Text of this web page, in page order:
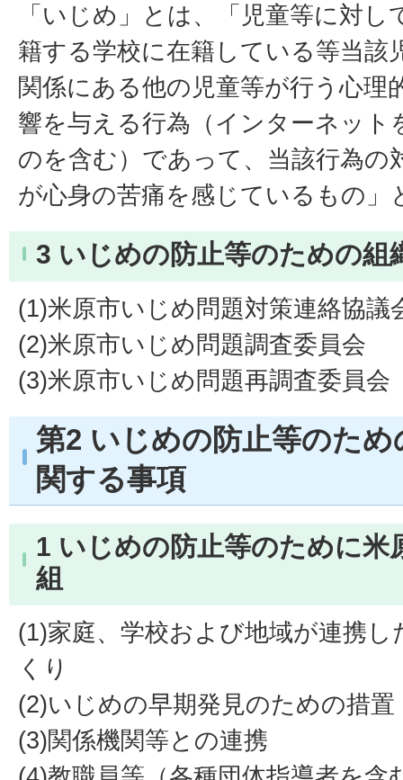
「いじめ」とは、「児童等に対し
籍する学校に在籍している等当該
関係にある他の児童等が行う心理
響を与える行為（インターネット
のを含む）であって、当該行為の
が心身の苦痛を感じているもの」
3 いじめの防止等のための組
(1)米原市いじめ問題対策連絡協議
(2)米原市いじめ問題調査委員会
(3)米原市いじめ問題再調査委員会
第2 いじめの防止等のた
関する事項
1 いじめの防止等のために米
組
(1)家庭、学校および地域が連携
くり
(2)いじめの早期発見のための措置
(3)関係機関等との連携